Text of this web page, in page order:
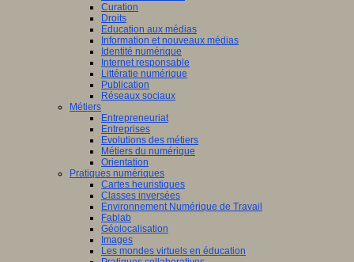
Curation
Droits
Education aux médias
Information et nouveaux médias
Identité numérique
Internet responsable
Littératie numérique
Publication
Réseaux sociaux
Métiers
Entrepreneuriat
Entreprises
Evolutions des métiers
Métiers du numérique
Orientation
Pratiques numériques
Cartes heuristiques
Classes inversées
Environnement Numérique de Travail
Fablab
Géolocalisation
Images
Les mondes virtuels en éducation